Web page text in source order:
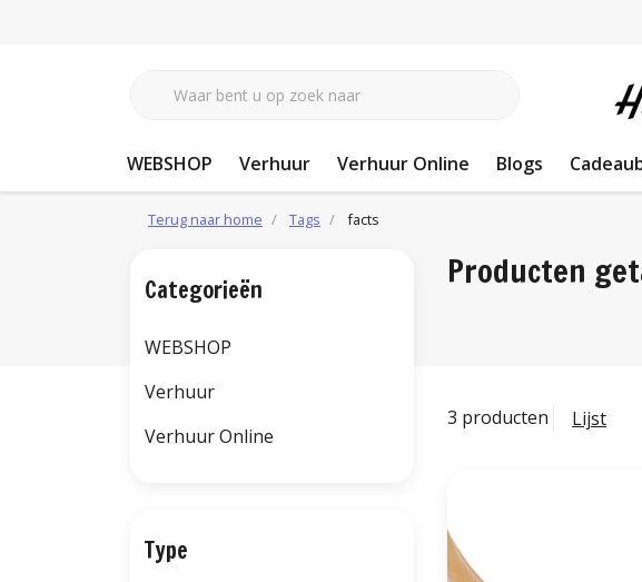
WEBSHOP Verhuur Verhuur Online Blogs
Terug naar home Tags facts
Producten
3 producten Lijst
Categorieën
WEBSHOP
Verhuur
Verhuur Online
Type